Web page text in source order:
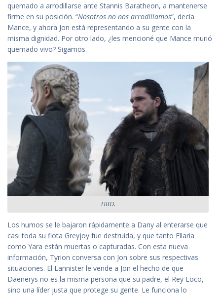
quemado a arrodillarse ante Stannis Baratheon, a mantenerse
firme en su posición. “Nosotros no nos arrodillamos”, decía
Mance, y ahora Jon está representando a su gente con la
misma dignidad. Por otro lado, ¿les mencioné que Mance murió
quemado vivo? Sigamos.
HBO.
Los humos se le bajaron rápidamente a Dany al enterarse que
casi toda su flota Greyjoy fue destruida, y que tanto Ellaria
como Yara están muertas o capturadas. Con esta nueva
información, Tyrion conversa con Jon sobre sus respectivas
situaciones. El Lannister le vende a Jon el hecho de que
Daenerys no es la misma persona que su padre, el Rey Loco,
sino una líder justa que protege su gente. Le funciona lo